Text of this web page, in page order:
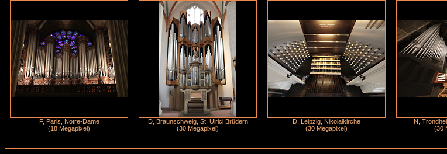
F, Paris, Notre-Dame
(18 Megapixel)
D, Braunschweig, St. Ulrici Brüdern
(30 Megapixel)
D, Leipzig, Nikolaikirche
(30 Megapixel)
N,
(30